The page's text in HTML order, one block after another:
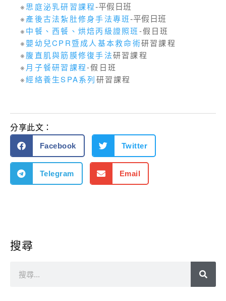
※思庭泌乳研習課程-平假日班
※產後古法紮肚修身手法專班-平假日班
※中餐、西餐、烘焙丙級證照班-假日班
※嬰幼兒CPR暨成人基本救命術研習課程
※腹直肌與筋膜修復手法研習課程
※ 月子餐研習課程-假日班
※經絡養生SPA系列研習課程
分享此文：
Facebook Twitter
Telegram Email
搜尋